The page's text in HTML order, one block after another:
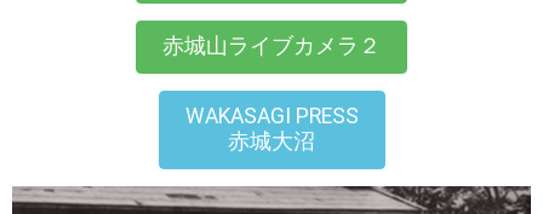
赤城山ライブカメラ２
WAKASAGI PRESS
赤城大沼